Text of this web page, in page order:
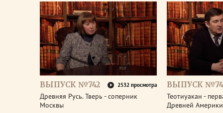
ВЫПУСК №742 2532 просмотра
Древняя Русь. Тверь - соперник
Москвы
ВЫПУСК
Теотиуакан -
Древней Америки